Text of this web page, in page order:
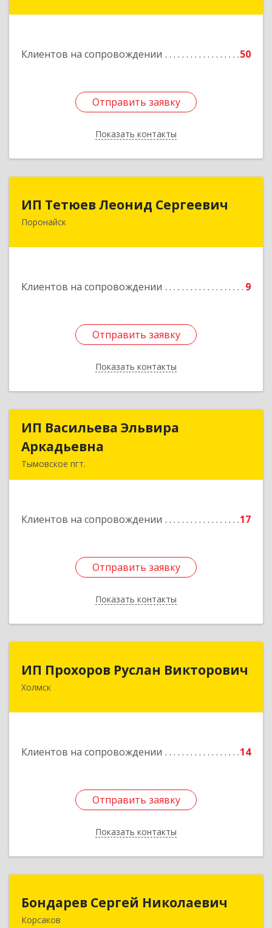
Клиентов на сопровождении 50
Отправить заявку
Показать контакты
Отправить заявку
Назад
ИП Тетюев Леонид Сергеевич
Поронайск
Клиентов на сопровождении 9
Отправить заявку
Показать контакты
694242, Сахалинская обл, Поронайск г, Фрунзе
Отправить заявку
Назад
ИП Васильева Эльвира
Аркадьевна
Тымовское пгт.
Клиентов на сопровождении 17
Отправить заявку
Показать контакты
ИП Васильева Эльвира
Отправить заявку
Назад
ИП Прохоров Руслан Викторович
Холмск
Клиентов на сопровождении 14
Отправить заявку
Показать контакты
694620, Сахалинская обл, Холмский р-н, Холмск
Отправить заявку
Назад
Бондарев Сергей Николаевич
Корсаков
Бондарев Сергей Николаевич